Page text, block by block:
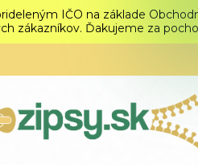
IČO na základe
zákazníkov. Ďakujeme za